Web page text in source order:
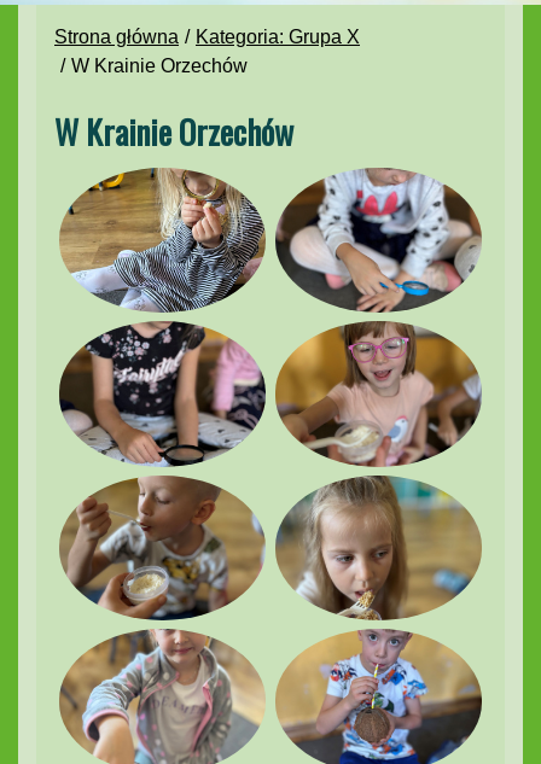
Strona główna
Kategoria: Grupa X
W Krainie Orzechów
W Krainie Orzechów